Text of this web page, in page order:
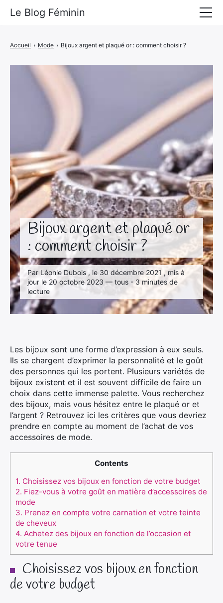
Bijoux argent et plaqué or
: comment choisir ?
Par Léonie Dubois , le 30 décembre 2021 , mis à
jour le 20 octobre 2023 — tous - 3 minutes de
lecture
Accueil › Mode › Bijoux argent et plaqué or : comment choisir ?
Les bijoux sont une forme d’expression à eux seuls.
Ils se chargent d’exprimer la personnalité et le goût
des personnes qui les portent. Plusieurs variétés de
bijoux existent et il est souvent difficile de faire un
choix dans cette immense palette. Vous recherchez
des bijoux, mais vous hésitez entre le plaqué or et
l’argent ? Retrouvez ici les critères que vous devriez
prendre en compte au moment de l’achat de vos
accessoires de mode.
Contents
1. Choisissez vos bijoux en fonction de votre budget
2. Fiez-vous à votre goût en matière d’accessoires de
mode
3. Prenez en compte votre carnation et votre teinte
de cheveux
4. Achetez des bijoux en fonction de l’occasion et
votre tenue
Choisissez vos bijoux en fonction
de votre budget
Le Blog Féminin
Déco & Maison
Amour